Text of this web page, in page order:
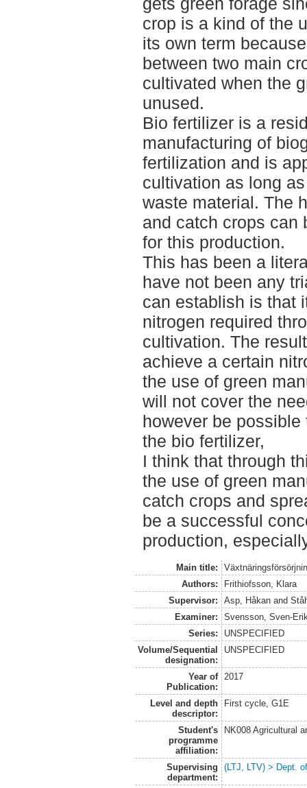
crop is a kind of the
its own term
between two main
cultivated when the
unused.
Bio fertilizer is a
manufacturing of
fertilization and is
cultivation as long
waste material. The
and catch crops can
for this production.
This has been a
have not been any
can establish is that
nitrogen required
cultivation. The
achieve a certain
the use of green
will not cover the
however be
the bio fertilizer,
I think that through
the use of green
catch crops and
be a successful
production,
Main title:
Authors:
Frithiofsson, Klara
Supervisor:
Asp, Håkan and
Examiner:
Svensson, Sven-
Series:
UNSPECIFIED
Volume/Sequential
designation:
UNSPECIFIED
Year of
Publication:
2017
Level and depth
descriptor:
First cycle, G1E
Student's
programme
affiliation:
NK008 Agricultural
Supervising
department:
(LTJ, LTV) > Dept.